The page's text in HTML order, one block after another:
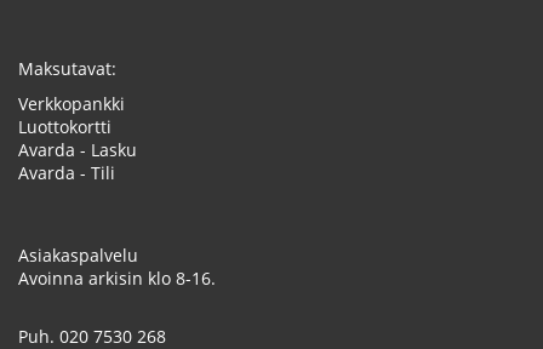
Maksutavat:
Verkkopankki
Luottokortti
Avarda - Lasku
Avarda - Tili
Asiakaspalvelu
Avoinna arkisin klo 8-16.
Puh. 020 7530 268